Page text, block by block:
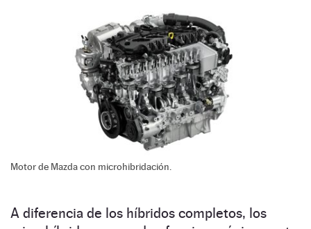
Motor de Mazda con microhibridación.
A diferencia de los híbridos completos, los